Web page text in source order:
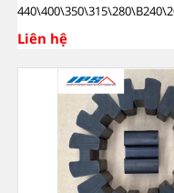
Liên hệ